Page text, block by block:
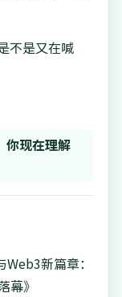
不是又在喊
你现在理解
新篇章：
幕》